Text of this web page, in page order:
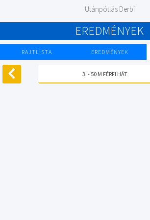
Utánpótlás Derbi
EREDMÉNYEK
RAJTLISTA EREDMÉNYEK
3. - 50 M FÉRFI HÁT